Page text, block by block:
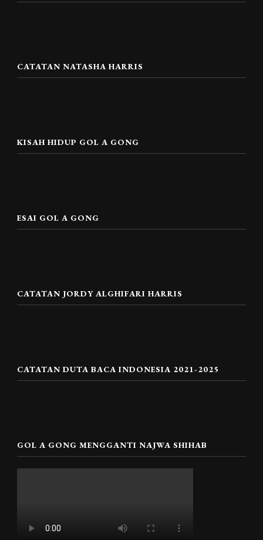
CATATAN NATASHA HARRIS
KISAH HIDUP GOL A GONG
ESAI GOL A GONG
CATATAN JORDY ALGHIFARI HARRIS
CATATAN DUTA BACA INDONESIA 2021-2025
GOL A GONG MENGGANTI NAJWA SHIHAB